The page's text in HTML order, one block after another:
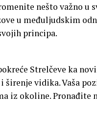
nešto važno u
u međuljudskim
principa.
Strelčeve ka
širenje vidika. Vaša
iz okoline. Pronađite